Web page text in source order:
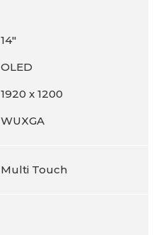
14"
OLED
1920 x 1200
WUXGA
Multi Touch